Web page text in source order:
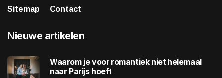
Sitemap
Contact
Nieuwe artikelen
Waarom je voor romantiek niet helemaal
naar Parijs hoeft